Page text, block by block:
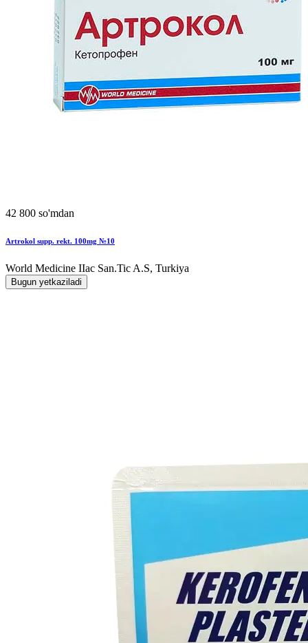
42 800 so'mdan
Artrokol supp. rekt. 100mg №10
World Мedicine IIac San.Tic A.S, Turkiya
Bugun yetkaziladi